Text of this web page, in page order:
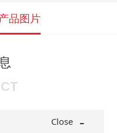
品图片
Close -